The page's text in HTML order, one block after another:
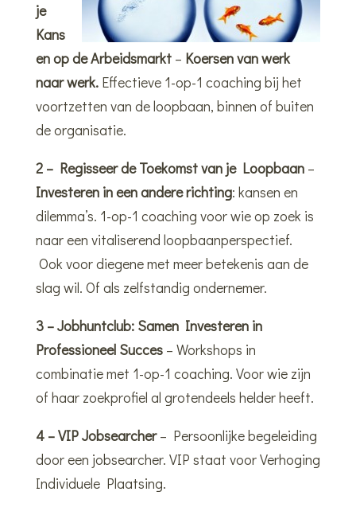
je
Kans
en op de Arbeidsmarkt– Koersen van werk
naar werk. Effectieve 1-op-1 coaching bij het
voortzetten van de loopbaan, binnen of buiten
de organisatie.
2 – Regisseer de Toekomst van je Loopbaan–
Investeren in een andere richting: kansen en
dilemma’s. 1-op-1 coaching voor wie op zoek is
naar een vitaliserend loopbaanperspectief.
Ook voor diegene met meer betekenis aan de
slag wil. Of als zelfstandig ondernemer.
3 – Jobhuntclub: Samen Investeren in
Professioneel Succes– Workshops in
combinatie met 1-op-1 coaching. Voor wie zijn
of haar zoekprofiel al grotendeels helder heeft.
4 – VIP Jobsearcher– Persoonlijke begeleiding
door een jobsearcher. VIP staat voor Verhoging
Individuele Plaatsing.